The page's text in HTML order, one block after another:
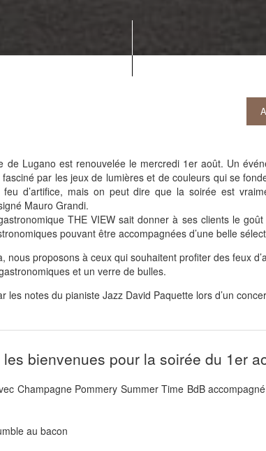
de Lugano est renouvelée le mercredi 1er août. Un
par les jeux de lumières et de couleurs qui se
d’artifice, mais on peut dire que la soirée est
Mauro Grandi.
THE VIEW sait donner à ses clients le
pouvant être accompagnées d’une belle
nous proposons à ceux qui souhaitent profiter des feux
et un verre de bulles.
les notes du pianiste Jazz David Paquette lors d’un
bienvenues pour la soirée du 1er
Champagne Pommery Summer Time BdB
au bacon